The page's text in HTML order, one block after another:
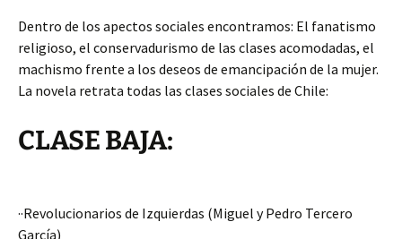
Dentro de los apectos sociales encontramos: El fanatismo
religioso, el conservadurismo de las clases acomodadas, el
machismo frente a los deseos de emancipación de la mujer.
La novela retrata todas las clases sociales de Chile:
CLASE BAJA:
··Revolucionarios de Izquierdas (Miguel y Pedro Tercero
García)